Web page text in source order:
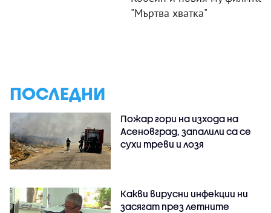
"Мъртва хватка"
ПОСЛЕДНИ
Пожар гори на изхода на
Асеновград, запалили са се
сухи треви и лозя
Какви вирусни инфекции ни
засягат през летните